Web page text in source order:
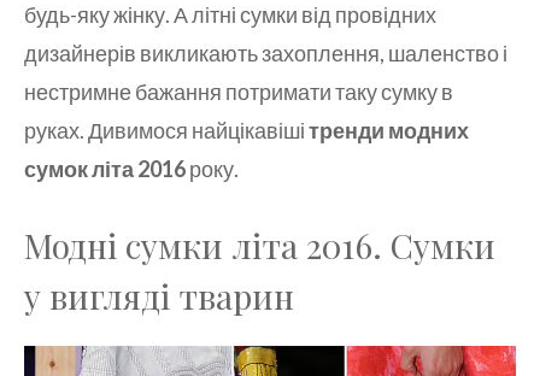
будь-яку жінку. А літні сумки від провідних
дизайнерів викликають захоплення, шаленство і
нестримне бажання потримати таку сумку в
руках. Дивимося найцікавішітренди модних
сумок літа 2016року.
Модні сумки літа 2016. Сумки
у вигляді тварин